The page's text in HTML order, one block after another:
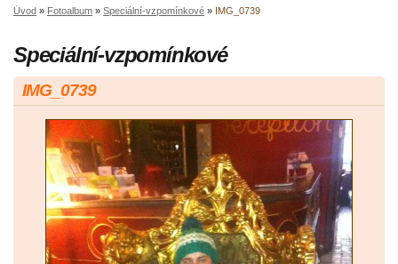
Úvod » Fotoalbum » Speciální-vzpomínkové » IMG_0739
Speciální-vzpomínkové
IMG_0739